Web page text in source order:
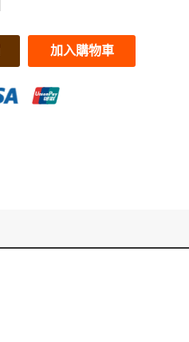
加入購物車